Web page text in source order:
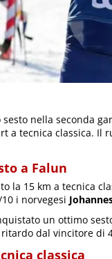
nella seconda
a tecnica classica. Il
a Falun
la 15 km a tecnica
i norvegesi
un ottimo
dal vincitore di
classica